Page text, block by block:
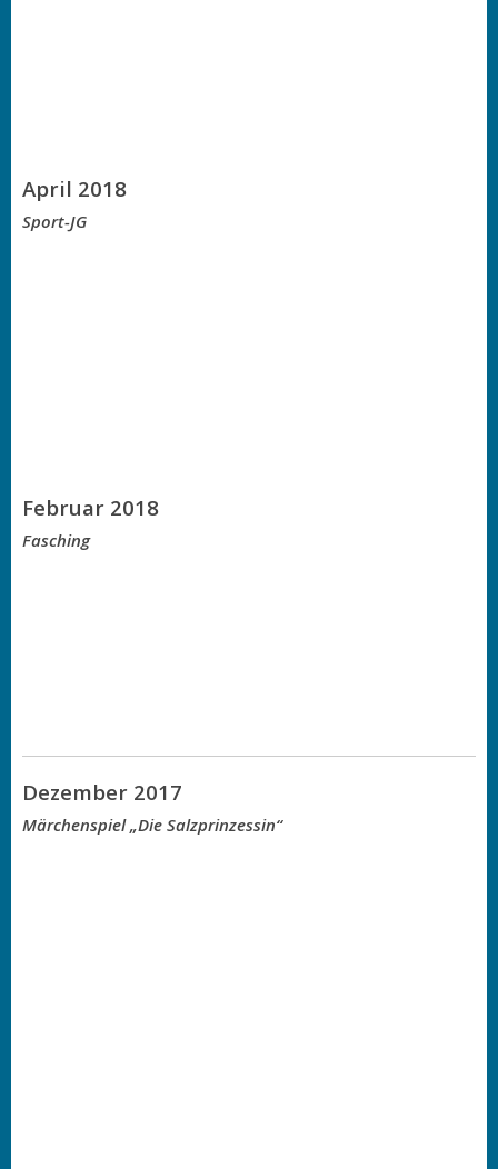
April 2018
Sport-JG
Februar 2018
Fasching
Dezember 2017
Märchenspiel „Die Salzprinzessin“